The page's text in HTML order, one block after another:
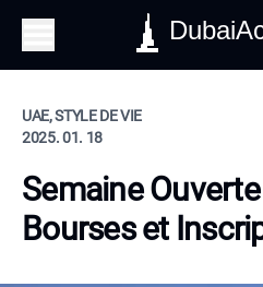
UAE, STYLE DE VIE
2025. 01. 18
Semaine
Bourses et